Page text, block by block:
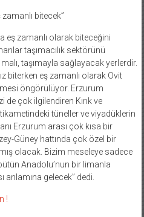
zamanlı bitecek”
eş zamanlı olarak biteceğini
taşımacılık sektörünü
taşımayla sağlayacak yerlerdir.
biterken eş zamanlı olarak Ovit
öngörülüyor. Erzurum
de çok ilgilendiren Kırık ve
tüneller ve viyadüklerin
Erzurum arası çok kısa bir
Güney hattında çok özel bir
olacak. Bizim meseleye sadece
Anadolu’nun bir limanla
gelecek” dedi.
!